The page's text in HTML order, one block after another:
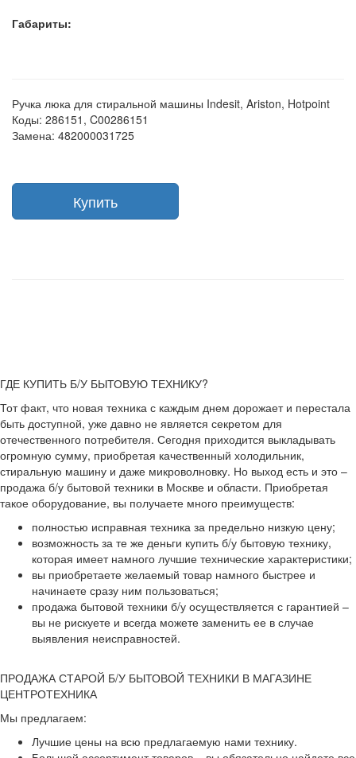
Габариты:
Ручка люка для стиральной машины Indesit, Ariston, Hotpoint
Коды: 286151, C00286151
Замена: 482000031725
ГДЕ КУПИТЬ Б/У БЫТОВУЮ ТЕХНИКУ?
Тот факт, что новая техника с каждым днем дорожает и перестала
быть доступной, уже давно не является секретом для
отечественного потребителя. Сегодня приходится выкладывать
огромную сумму, приобретая качественный холодильник,
стиральную машину и даже микроволновку. Но выход есть и это –
продажа б/у бытовой техники в Москве и области. Приобретая
такое оборудование, вы получаете много преимуществ:
полностью исправная техника за предельно низкую цену;
возможность за те же деньги купить б/у бытовую технику,
которая имеет намного лучшие технические характеристики;
вы приобретаете желаемый товар намного быстрее и
начинаете сразу ним пользоваться;
продажа бытовой техники б/у осуществляется с гарантией –
вы не рискуете и всегда можете заменить ее в случае
выявления неисправностей.
ПРОДАЖА СТАРОЙ Б/У БЫТОВОЙ ТЕХНИКИ В МАГАЗИНЕ
ЦЕНТРОТЕХНИКА
Мы предлагаем:
Лучшие цены на всю предлагаемую нами технику.